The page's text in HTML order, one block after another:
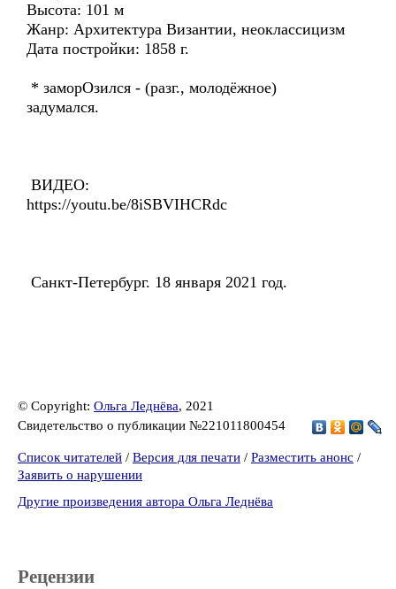
Высота: 101 м
Жанр: Архитектура Византии, неоклассицизм
Дата постройки: 1858 г.
* заморОзился - (разг., молодёжное)
задумался.
ВИДЕО:
https://youtu.be/8iSBVIHCRdc
Санкт-Петербург. 18 января 2021 год.
© Copyright: Ольга Леднёва, 2021
Свидетельство о публикации №221011800454
Список читателей / Версия для печати / Разместить анонс /
Заявить о нарушении
Другие произведения автора Ольга Леднёва
Рецензии